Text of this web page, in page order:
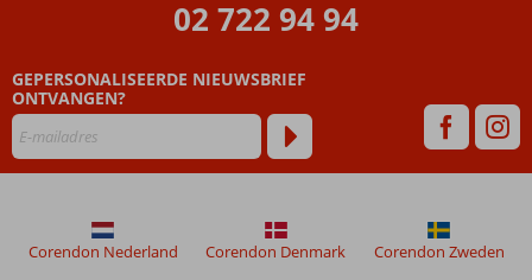
dan
48
niet
weergegeven
om
02 722 94 94
GEPERSONALISEERDE NIEUWSBRIEF
ONTVANGEN?
Corendon Nederland Corendon Denmark Corendon Zweden